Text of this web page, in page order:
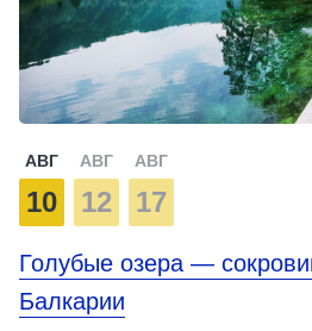
АВГ
10
АВГ
12
АВГ
17
Голубые озера —
Балкарии